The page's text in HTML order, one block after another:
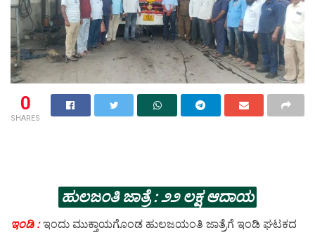
0
SHARES
ಹುಲಜಂತಿ ಜಾತ್ರೆ : ೨೨ ಲಕ್ಷ ಆದಾಯ
ಇಂಡಿ : ಇಂದು ಮುಕ್ತಾಯಗೊಂಡ ಹುಲಜಯಂತಿ ಜಾತ್ರೆಗೆ ಇಂಡಿ ಘಟಕದ